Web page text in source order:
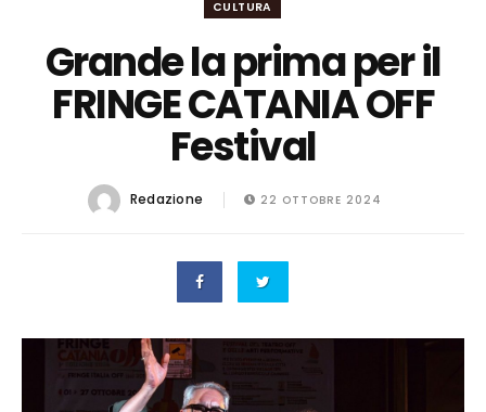
CULTURA
Grande la prima per il
FRINGE CATANIA OFF
Festival
Redazione 22 OTTOBRE 2024